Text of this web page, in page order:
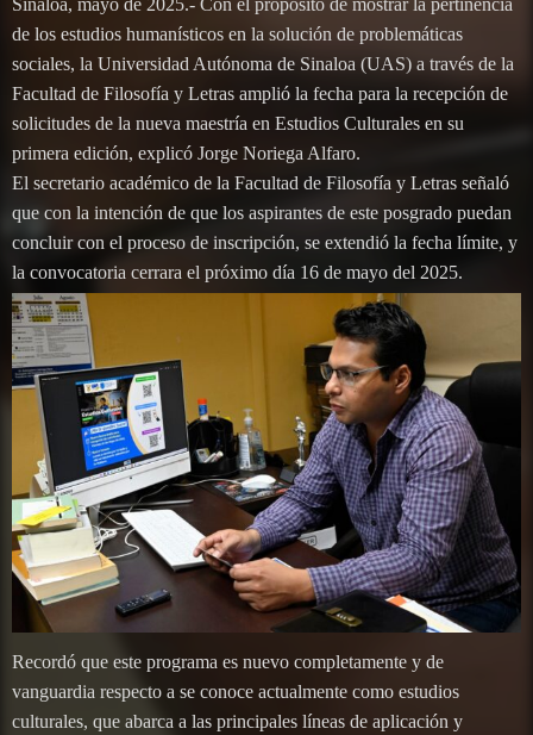
de los estudios humanísticos en la solución de problemáticas
sociales, la Universidad Autónoma de Sinaloa (UAS) a través de la
Facultad de Filosofía y Letras amplió la fecha para la recepción de
solicitudes de la nueva maestría en Estudios Culturales en su
primera edición, explicó Jorge Noriega Alfaro.
El secretario académico de la Facultad de Filosofía y Letras señaló
que con la intención de que los aspirantes de este posgrado puedan
concluir con el proceso de inscripción, se extendió la fecha límite, y
la convocatoria cerrara el próximo día 16 de mayo del 2025.
Recordó que este programa es nuevo completamente y de
vanguardia respecto a se conoce actualmente como estudios
culturales, que abarca a las principales líneas de aplicación y